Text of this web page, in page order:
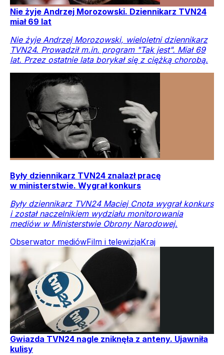
Nie żyje Andrzej Morozowski. Dziennikarz TVN24
miał 69 lat
Nie żyje Andrzej Morozowski, wieloletni dziennikarz
TVN24. Prowadził m.in. program "Tak jest". Miał 69
lat. Przez ostatnie lata borykał się z ciężką chorobą.
Były dziennikarz TVN24 znalazł pracę
w ministerstwie. Wygrał konkurs
Były dziennikarz TVN24 Maciej Cnota wygrał konkurs
i został naczelnikiem wydziału monitorowania
mediów w Ministerstwie Obrony Narodowej.
Obserwator mediówFilm i telewizjaKraj
Gwiazda TVN24 nagle zniknęła z anteny. Ujawniła
kulisy